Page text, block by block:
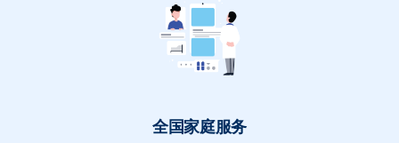
全国家庭服务